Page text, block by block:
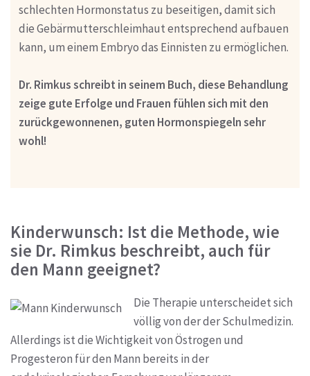
schlechten Hormonstatus zu beseitigen, damit sich
die Gebärmutterschleimhaut entsprechend aufbauen
kann, um einem Embryo das Einnisten zu ermöglichen.
Dr. Rimkus schreibt in seinem Buch, diese Behandlung
zeige gute Erfolge und Frauen fühlen sich mit den
zurückgewonnenen, guten Hormonspiegeln sehr
wohl!
Kinderwunsch: Ist die Methode, wie
sie Dr. Rimkus beschreibt, auch für
den Mann geeignet?
Die Therapie unterscheidet sich
völlig von der der Schulmedizin.
Allerdings ist die Wichtigkeit von Östrogen und
Progesteron für den Mann bereits in der